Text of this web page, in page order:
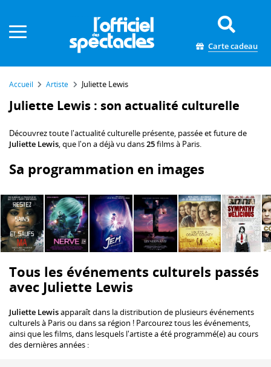
Carte cadeau
Accueil Artiste Juliette Lewis
Juliette Lewis : son actualité culturelle
Découvrez toute l'actualité culturelle présente, passée et future de
Juliette Lewis, que l'on a déjà vu dans25films à Paris.
Sa programmation en images
Tous les événements culturels passés
avec Juliette Lewis
Juliette Lewisapparaît dans la distribution de plusieurs événements
culturels à Paris ou dans sa région ! Parcourez tous les événements,
ainsi que les films, dans lesquels l'artiste a été programmé(e) au cours
des dernières années :